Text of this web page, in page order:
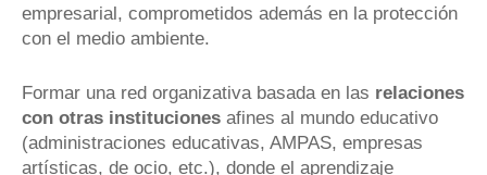
empresarial, comprometidos además en la protección
con el medio ambiente.
Formar una red organizativa basada en las relaciones
con otras instituciones afines al mundo educativo
(administraciones educativas, AMPAS, empresas
artísticas, de ocio, etc.), donde el aprendizaje